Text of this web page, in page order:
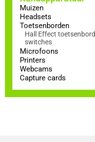
Muizen
Headsets
Toetsenborden
Hall Effect toetsenbord
switches
Microfoons
Printers
Webcams
Capture cards